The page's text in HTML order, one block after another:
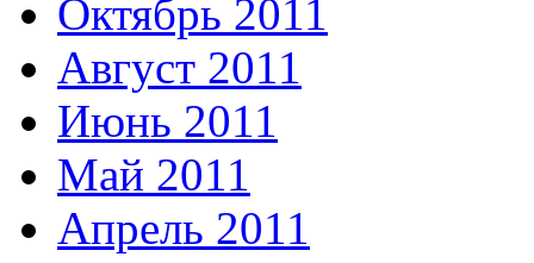
Октябрь 2011
Август 2011
Июнь 2011
Май 2011
Апрель 2011